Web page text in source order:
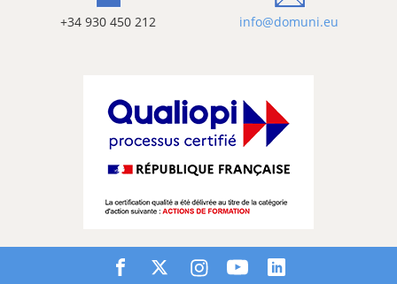
+34 930 450 212 info@domuni.eu